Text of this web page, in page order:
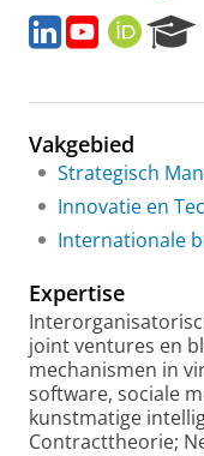
L
i
k
d
I
Y
T
b
e
O
R
I
l
Vakgebied
Strategisch
Innovatie en
Internationale
Expertise
joint ventures en
mechanismen in
software, sociale
kunstmatige
Contracttheorie;